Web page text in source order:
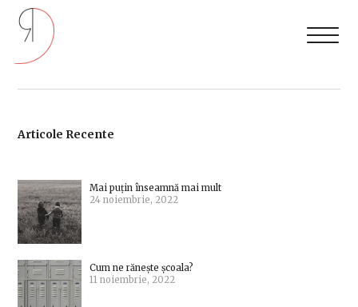
Articole Recente
Mai puțin înseamnă mai mult
24 noiembrie, 2022
Cum ne rănește școala?
11 noiembrie, 2022